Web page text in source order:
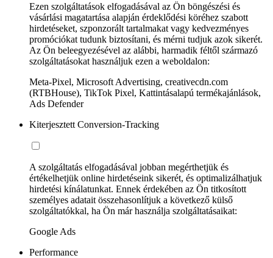
Ezen szolgáltatások elfogadásával az Ön böngészési és
vásárlási magatartása alapján érdeklődési köréhez szabott
hirdetéseket, szponzorált tartalmakat vagy kedvezményes
promóciókat tudunk biztosítani, és mérni tudjuk azok sikerét.
Az Ön beleegyezésével az alábbi, harmadik féltől származó
szolgáltatásokat használjuk ezen a weboldalon:
Meta-Pixel, Microsoft Advertising, creativecdn.com
(RTBHouse), TikTok Pixel, Kattintásalapú termékajánlások,
Ads Defender
Kiterjesztett Conversion-Tracking
A szolgáltatás elfogadásával jobban megérthetjük és
értékelhetjük online hirdetéseink sikerét, és optimalizálhatjuk
hirdetési kínálatunkat. Ennek érdekében az Ön titkosított
személyes adatait összehasonlítjuk a következő külső
szolgáltatókkal, ha Ön már használja szolgáltatásaikat:
Google Ads
Performance